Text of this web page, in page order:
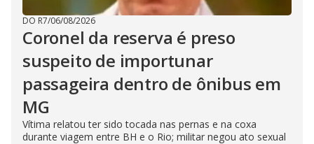
DO R7/06/08/2026
Coronel da reserva é preso
suspeito de importunar
passageira dentro de ônibus em
MG
Vítima relatou ter sido tocada nas pernas e na coxa
durante viagem entre BH e o Rio; militar negou ato sexual